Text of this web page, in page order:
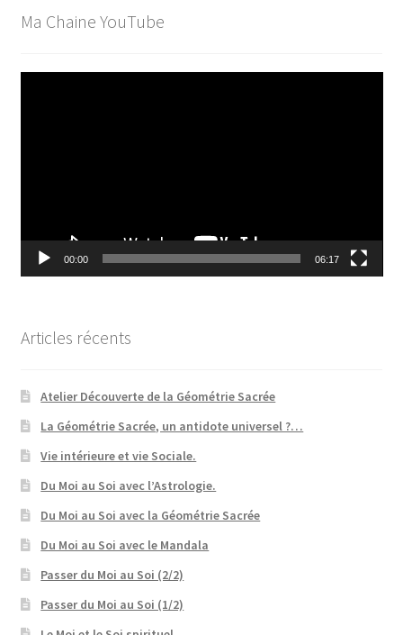
Ma Chaine YouTube
00:00 06:17
Articles récents
Atelier Découverte de la Géométrie Sacrée
La Géométrie Sacrée, un antidote universel ?…
Vie intérieure et vie Sociale.
Du Moi au Soi avec l’Astrologie.
Du Moi au Soi avec la Géométrie Sacrée
Du Moi au Soi avec le Mandala
Passer du Moi au Soi (2/2)
Passer du Moi au Soi (1/2)